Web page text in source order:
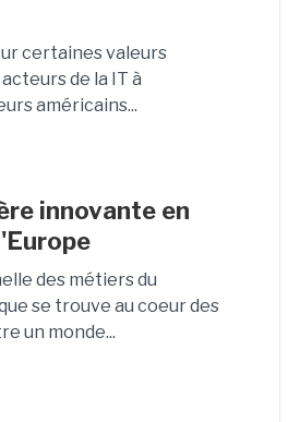
certaines valeurs
de la IT à
américains...
innovante en
des métiers du
se trouve au coeur des
un monde...